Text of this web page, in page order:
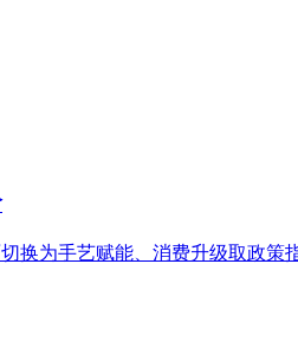
换为手艺赋能、消费升级取政